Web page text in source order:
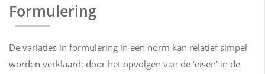
Formulering
De variaties in formulering in een norm kan relatief simpel
worden verklaard: door het opvolgen van de ‘eisen’ in de